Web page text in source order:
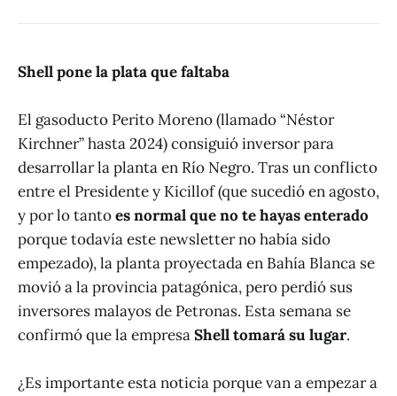
Shell pone la plata que faltaba
El gasoducto Perito Moreno (llamado “Néstor
Kirchner” hasta 2024) consiguió inversor para
desarrollar la planta en Río Negro. Tras un conflicto
entre el Presidente y Kicillof (que sucedió en agosto,
y por lo tantoes normal que no te hayas enterado
porque todavía este newsletter no había sido
empezado), la planta proyectada en Bahía Blanca se
movió a la provincia patagónica, pero perdió sus
inversores malayos de Petronas. Esta semana se
confirmó que la empresaShell tomará su lugar.
¿Es importante esta noticia porque van a empezar a